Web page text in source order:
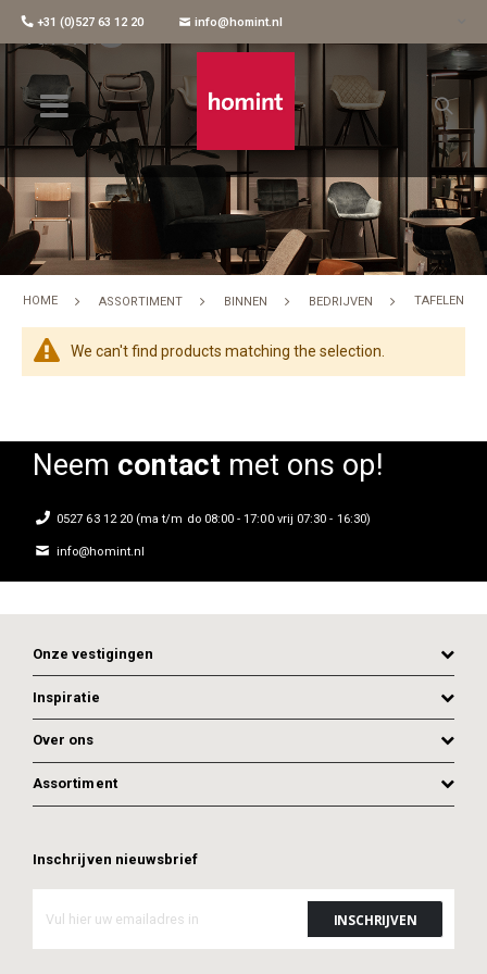
+31 (0)527 63 12 20 info@homint.nl
Tafelen
HOME ASSORTIMENT BINNEN BEDRIJVEN TAFELEN
We can't find products matching the selection.
Neem contactmet ons op!
0527 63 12 20 (ma t/m do 08:00 - 17:00 vrij 07:30 - 16:30)
info@homint.nl
Onze vestigingen
Inspiratie
Over ons
Assortiment
Inschrijven nieuwsbrief